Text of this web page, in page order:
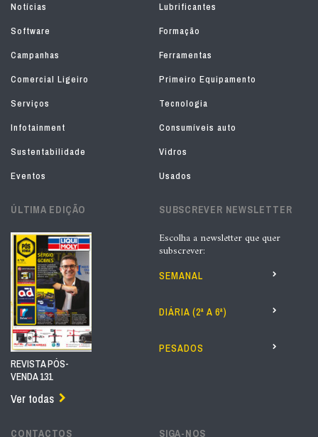
Notícias
Lubrificantes
Software
Formação
Campanhas
Ferramentas
Comercial Ligeiro
Primeiro Equipamento
Serviços
Tecnologia
Infotainment
Consumíveis auto
Sustentabilidade
Vidros
Eventos
Usados
ÚLTIMA EDIÇÃO
REVISTA PÓS-
VENDA 131
Ver todas
SUBSCREVER NEWSLETTER
Escolha a newsletter que quer
subscrever:
SEMANAL
DIÁRIA (2ª A 6ª)
PESADOS
CONTACTOS SIGA-NOS